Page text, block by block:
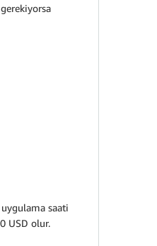
saati
USD olur.